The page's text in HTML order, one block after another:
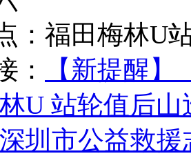
：福田梅林U
：
【新提醒
U 站轮值后
圳市公益救